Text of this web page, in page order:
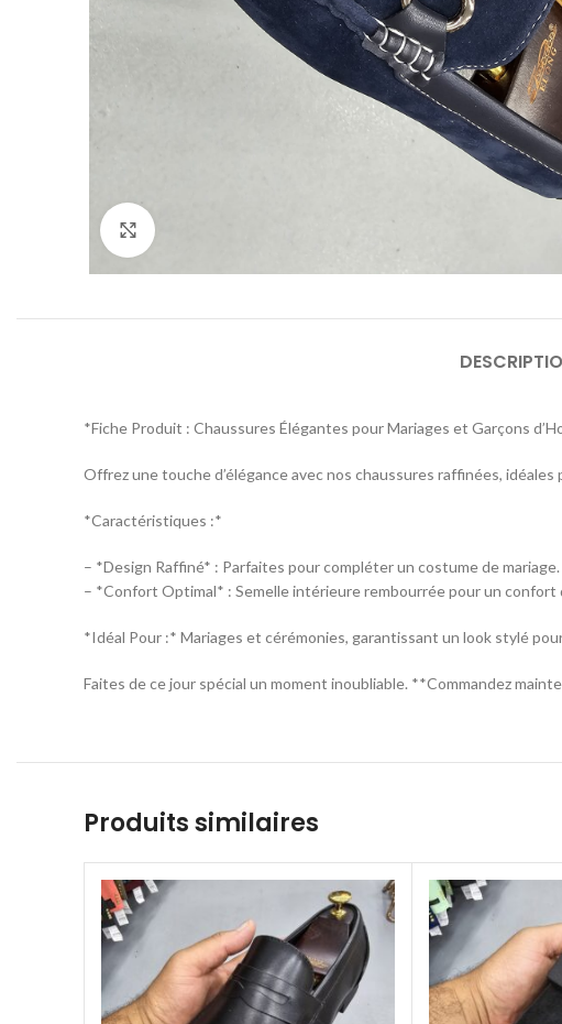
*Fiche Produit : Chaussures Élégantes pour Mariages et Garçons
Offrez une touche d’élégance avec nos chaussures raffinées,
*Caractéristiques :*
– *Design Raffiné* : Parfaites pour compléter un costume de mariage.
– *Confort Optimal* : Semelle intérieure rembourrée pour un confort
*Idéal Pour :* Mariages et cérémonies, garantissant un look stylé
Faites de ce jour spécial un moment inoubliable. **Commandez
Produits similaires